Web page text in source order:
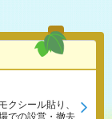
クシール貼り、
での設営・撤去